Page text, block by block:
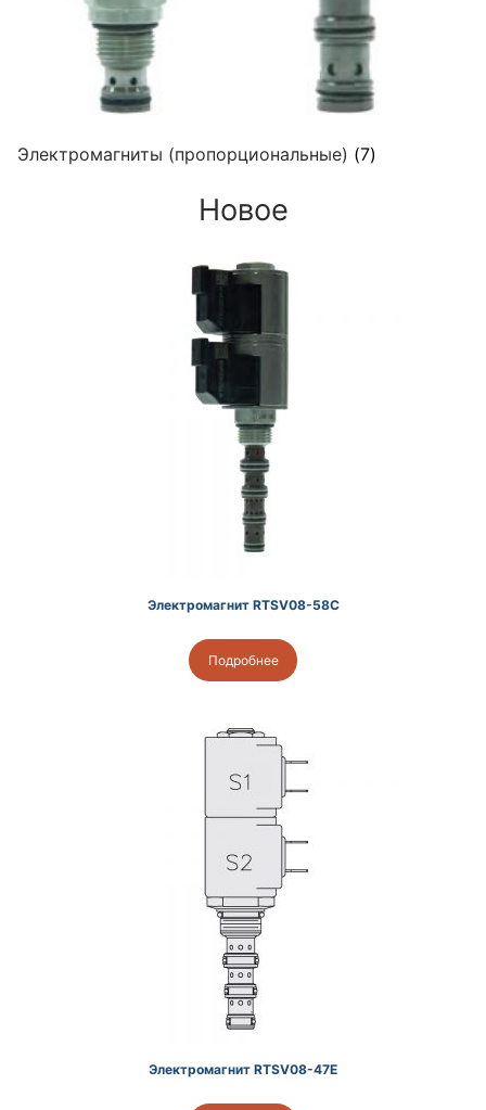
Электромагниты (пропорциональные) (7)
Новое
Электромагнит RTSV08-58C
Подробнее
Электромагнит RTSV08-47E